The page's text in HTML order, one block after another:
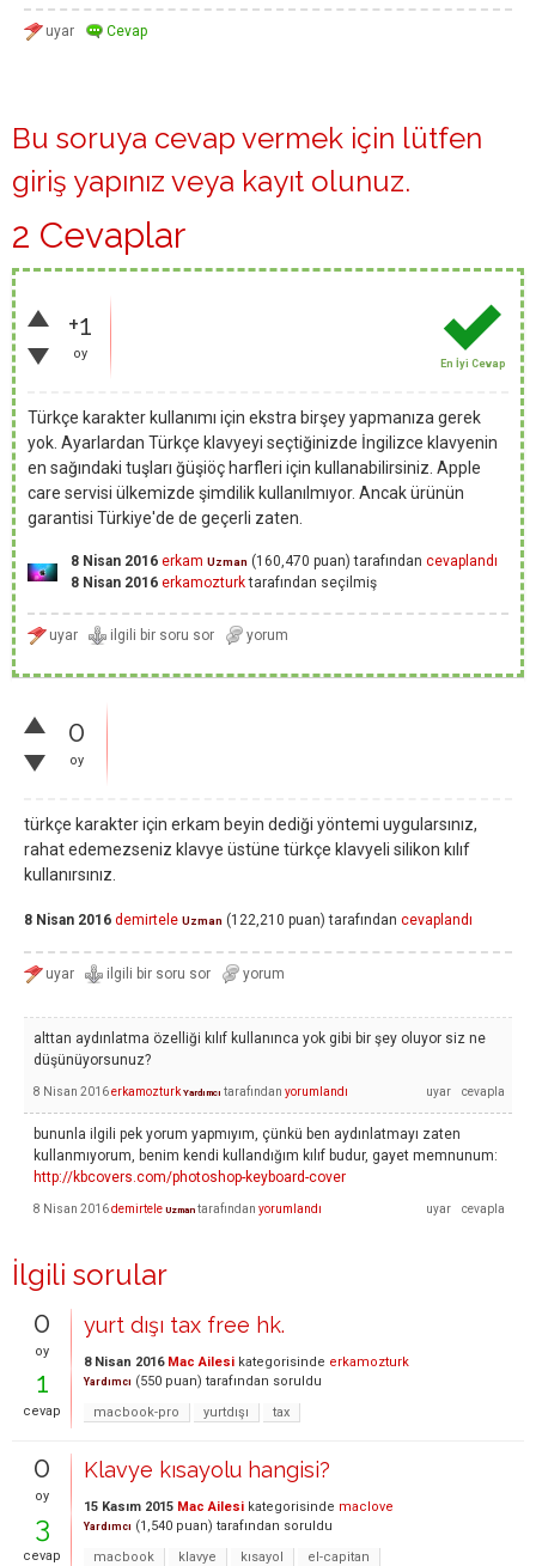
Bu soruya cevap vermek için lütfen
giriş yapınız veya kayıt olunuz.
2 Cevaplar
+1
oy
En İyi Cevap
Türkçe karakter kullanımı için ekstra birşey yapmanıza gerek
yok. Ayarlardan Türkçe klavyeyi seçtiğinizde İngilizce klavyenin
en sağındaki tuşları ğüşiöç harfleri için kullanabilirsiniz. Apple
care servisi ülkemizde şimdilik kullanılmıyor. Ancak ürünün
garantisi Türkiye'de de geçerli zaten.
8 Nisan 2016 erkam Uzman (160,470 puan) tarafından cevaplandı
8 Nisan 2016 erkamozturktarafından seçilmiş
0
oy
türkçe karakter için erkam beyin dediği yöntemi uygularsınız,
rahat edemezseniz klavye üstüne türkçe klavyeli silikon kılıf
kullanırsınız.
8 Nisan 2016 demirtele Uzman (122,210 puan) tarafından cevaplandı
alttan aydınlatma özelliği kılıf kullanınca yok gibi bir şey oluyor siz ne
düşünüyorsunuz?
8 Nisan 2016erkamozturk Yardımcı tarafından yorumlandı
bununla ilgili pek yorum yapmıyım, çünkü ben aydınlatmayı zaten
kullanmıyorum, benim kendi kullandığım kılıf budur, gayet memnunum:
http://kbcovers.com/photoshop-keyboard-cover
8 Nisan 2016demirtele Uzman tarafından yorumlandı
İlgili sorular
0
oy
1
cevap
yurt dışı tax free hk.
8 Nisan 2016 Mac Ailesi kategorisinde erkamozturk
Yardımcı (550 puan) tarafından soruldu
macbook-pro
yurtdışı tax
0
oy
3
cevap
Klavye kısayolu hangisi?
15 Kasım 2015 Mac Ailesi kategorisinde maclove
Yardımcı (1,540 puan) tarafından soruldu
macbook
klavye kısayol el-capitan